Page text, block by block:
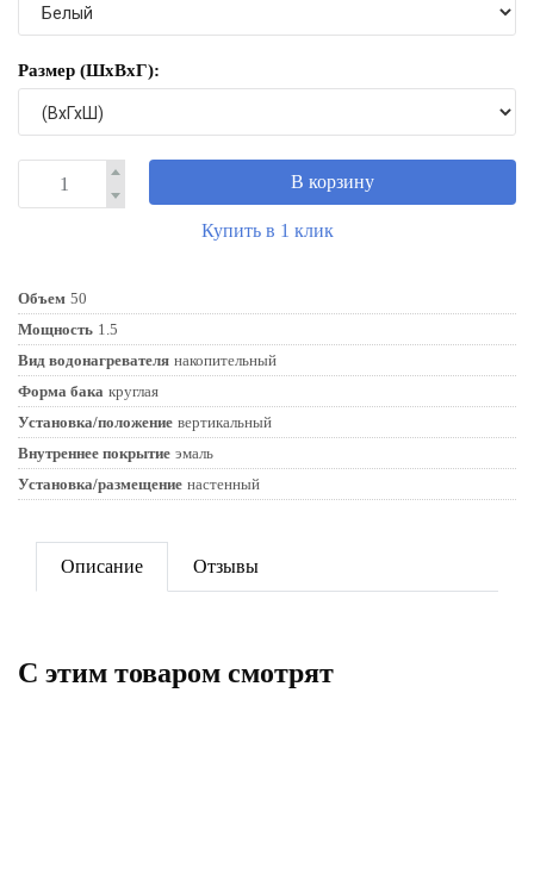
Размер (ШxВxГ):
В корзину
Купить в 1 клик
Объем 50
Мощность 1.5
Вид водонагревателя накопительный
Форма бака круглая
Установка/положение вертикальный
Внутреннее покрытие эмаль
Установка/размещение настенный
Описание Отзывы
C этим товаром смотрят